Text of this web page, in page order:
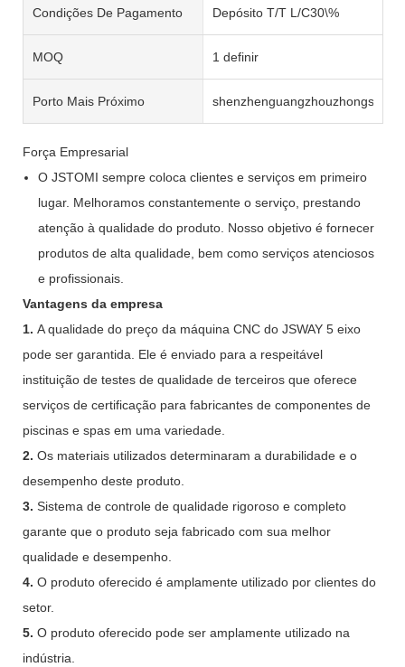
Condições De Pagamento Depósito T/T L/C30\%
MOQ 1 definir
Porto Mais Próximo shenzhenguangzhouzhongshan
Força Empresarial
O JSTOMI sempre coloca clientes e serviços em primeiro
lugar. Melhoramos constantemente o serviço, prestando
atenção à qualidade do produto. Nosso objetivo é fornecer
produtos de alta qualidade, bem como serviços atenciosos
e profissionais.
Vantagens da empresa
1. A qualidade do preço da máquina CNC do JSWAY 5 eixo
pode ser garantida. Ele é enviado para a respeitável
instituição de testes de qualidade de terceiros que oferece
serviços de certificação para fabricantes de componentes de
piscinas e spas em uma variedade.
2. Os materiais utilizados determinaram a durabilidade e o
desempenho deste produto.
3. Sistema de controle de qualidade rigoroso e completo
garante que o produto seja fabricado com sua melhor
qualidade e desempenho.
4. O produto oferecido é amplamente utilizado por clientes do
setor.
5. O produto oferecido pode ser amplamente utilizado na
indústria.